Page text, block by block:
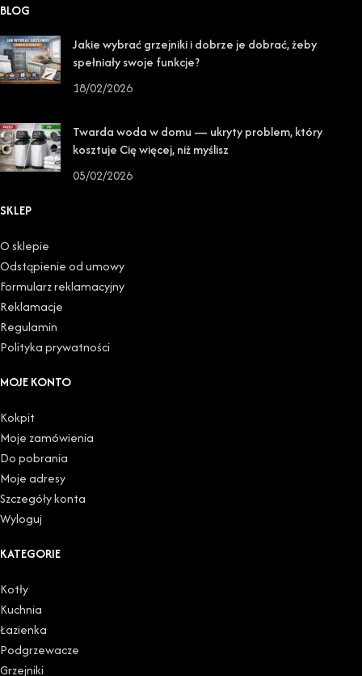
BLOG
Jakie wybrać grzejniki i dobrze je dobrać, żeby
spełniały swoje funkcje?
18/02/2026
Twarda woda w domu — ukryty problem, który
kosztuje Cię więcej, niż myślisz
05/02/2026
SKLEP
O sklepie
Odstąpienie od umowy
Formularz reklamacyjny
Reklamacje
Regulamin
Polityka prywatności
MOJE KONTO
Kokpit
Moje zamówienia
Do pobrania
Moje adresy
Szczegóły konta
Wyloguj
KATEGORIE
Kotły
Kuchnia
Łazienka
Podgrzewacze
Grzejniki